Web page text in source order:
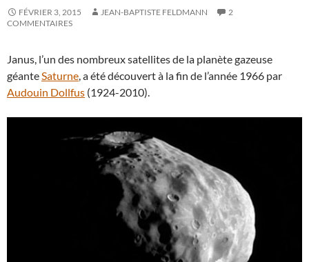
FÉVRIER 3, 2015 JEAN-BAPTISTE FELDMANN
2
COMMENTAIRES
Janus, l’un des nombreux satellites de la planète gazeuse
géante Saturne , a été découvert à la fin de l’année 1966 par
Audouin Dollfus (1924-2010).